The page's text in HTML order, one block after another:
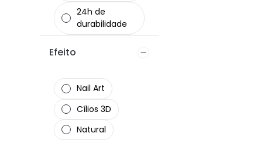
24h de
durabilidade
alta fixação
frescor
prolongado
livre de
parabenos
Efeito
Nail Art
Cílios 3D
Natural